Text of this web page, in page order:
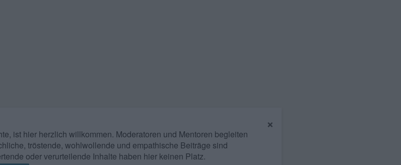
×
ist hier herzlich willkommen. Moderatoren und Mentoren begleiten
tröstende, wohlwollende und empathische Beiträge sind
oder verurteilende Inhalte haben hier keinen Platz.